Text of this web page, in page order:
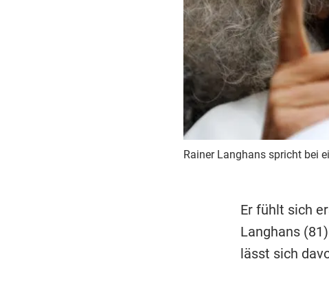
Rainer Langhans spricht bei
Er fühlt sich
Langhans
lässt sich